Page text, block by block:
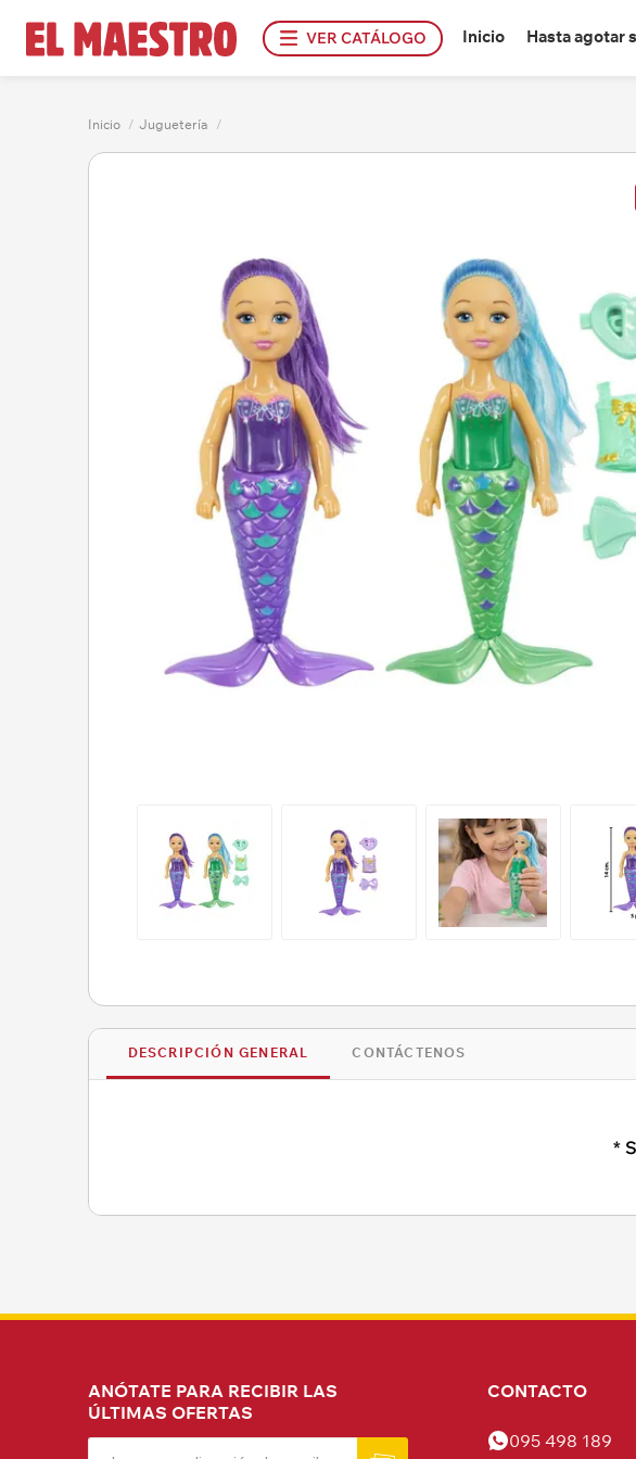
VER CATÁLOGO Inicio Hasta agotar
Inicio / Juguetería /
DESCRIPCIÓN GENERAL CONTÁCTENOS
*
ANÓTATE PARA RECIBIR LAS
ÚLTIMAS OFERTAS
CONTACTO
095 498 189